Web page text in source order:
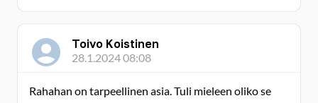
Toivo Koistinen
28.1.2024 08:08
Rahahan on tarpeellinen asia. Tuli mieleen oliko se